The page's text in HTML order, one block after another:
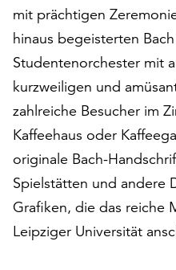
Ende
der
Seite
die
Schaltfläche
„Cookie-
Einstellungen“
zur
Verfügung.
Funktionale
Cookies
werden
auch
mit prächtigen
hinaus begeisterten
Studentenorchester mit
kurzweiligen und
zahlreiche Besucher im
Kaffeehaus oder
originale Bach-
Spielstätten und andere
Grafiken, die das reiche
Leipziger Universität